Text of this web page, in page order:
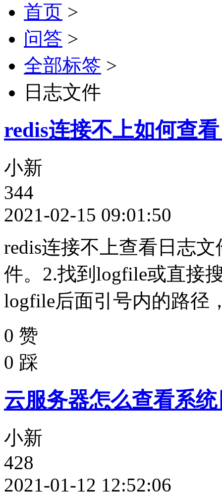
首页 >
问答 >
全部标签 >
日志文件
redis连接不上如何查
小新
344
2021-02-15 09:01:50
redis连接不上查看日志
件。2.找到logfile或直接
logfile后面引号内的路径
0 赞
0 踩
云服务器怎么查看系
小新
428
2021-01-12 12:52:06